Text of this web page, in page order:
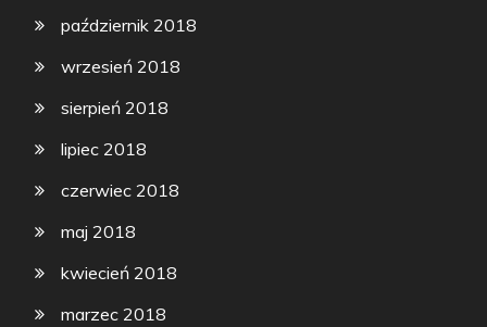
październik 2018
wrzesień 2018
sierpień 2018
lipiec 2018
czerwiec 2018
maj 2018
kwiecień 2018
marzec 2018